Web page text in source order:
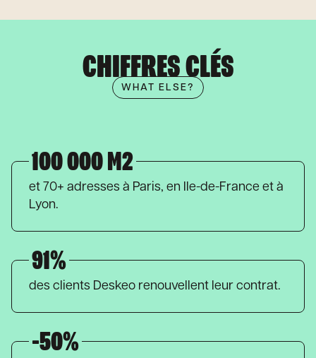
CHIFFRES CLÉS
WHAT ELSE?
100 000 M2
et 70+ adresses à Paris, en Ile-de-France et à
Lyon.
91%
des clients Deskeo renouvellent leur contrat.
-50%